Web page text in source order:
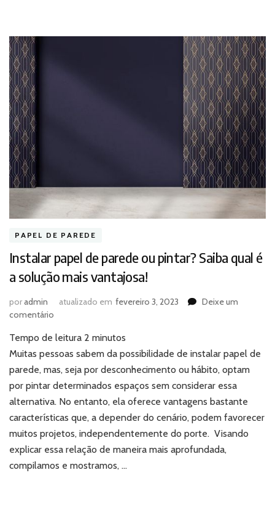
PAPEL DE PAREDE
Instalar papel de parede ou pintar? Saiba qual é
a solução mais vantajosa!
poradmin atualizado em fevereiro 3, 2023
Deixe um
comentário
papel
de
parede
pintar?
Saiba
qual
é
solução
mais
Tempo de leitura 2 minutos
Muitas pessoas sabem da possibilidade de instalar papel de
parede, mas, seja por desconhecimento ou hábito, optam
por pintar determinados espaços sem considerar essa
alternativa. No entanto, ela oferece vantagens bastante
características que, a depender do cenário, podem favorecer
muitos projetos, independentemente do porte. Visando
explicar essa relação de maneira mais aprofundada,
compilamos e mostramos, …